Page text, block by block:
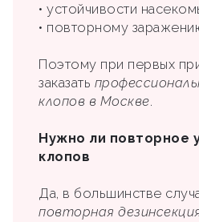
• устойчивости
• повторному
Поэтому при первых
заказать
клопов в Москве.
Нужно ли повторное
клопов
Да, в большинстве
повторная